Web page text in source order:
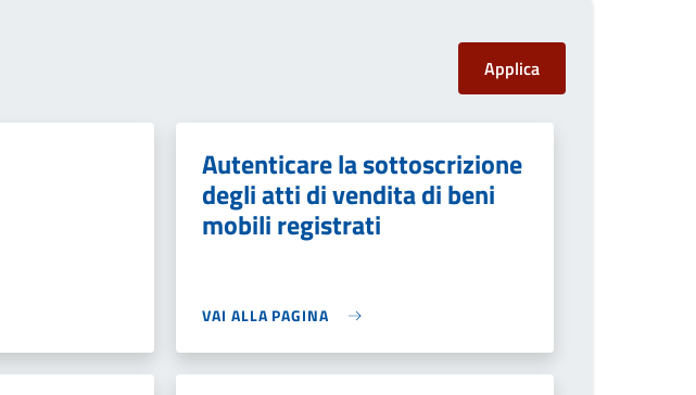
Autenticare la sottoscrizione
degli atti di vendita di beni
mobili registrati
VAI ALLA PAGINA